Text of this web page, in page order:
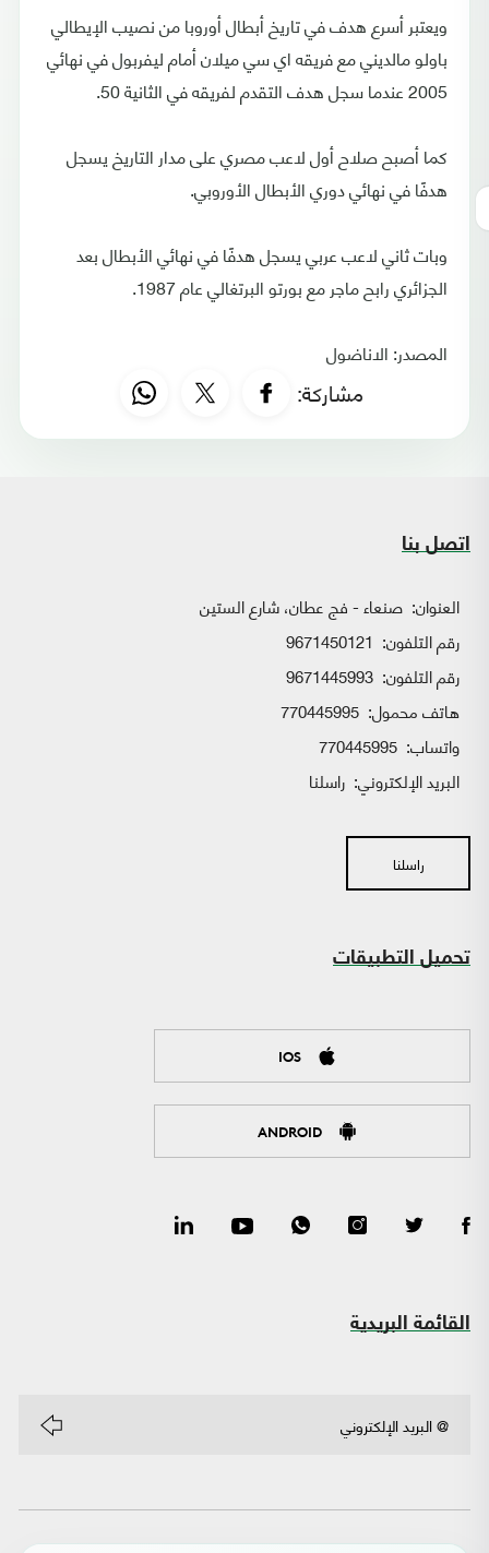
ويعتبر أسرع هدف في تاريخ أبطال أوروبا من نصيب الإيطالي
باولو مالديني مع فريقه اي سي ميلان أمام ليفربول في نهائي
2005 عندما سجل هدف التقدم لفريقه في الثانية 50.
كما أصبح صلاح أول لاعب مصري على مدار التاريخ يسجل
هدفًا في نهائي دوري الأبطال الأوروبي.
وبات ثاني لاعب عربي يسجل هدفًا في نهائي الأبطال بعد
الجزائري رابح ماجر مع بورتو البرتغالي عام 1987.
المصدر: الاناضول
مشاركة:
اتصل بنا
العنوان: صنعاء - فج عطان، شارع الستين
رقم التلفون: 9671450121
رقم التلفون: 9671445993
هاتف محمول: 770445995
واتساب:
البريد الإلكتروني: راسلنا
راسلنا
تحميل التطبيقات
IOS
ANDROID
القائمة البريدية